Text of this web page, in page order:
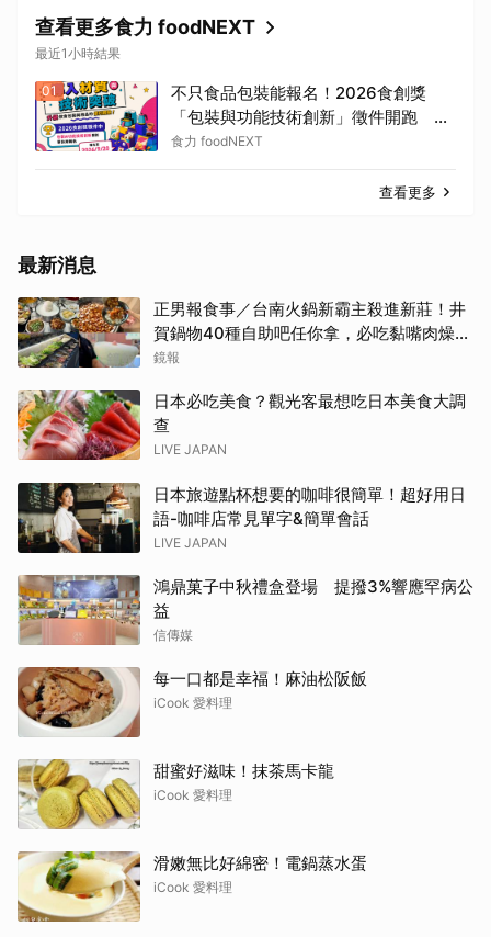
查看更多食力 foodNEXT
最近1小時結果
01
不只食品包裝能報名！2026食創獎
「包裝與功能技術創新」徵件開跑 首
度納入飲食用品參賽
食力 foodNEXT
查看更多
最新消息
正男報食事／台南火鍋新霸主殺進新莊！井
賀鍋物40種自助吧任你拿，必吃黏嘴肉燥
飯、現做棉花糖
鏡報
日本必吃美食？觀光客最想吃日本美食大調
查
LIVE JAPAN
日本旅遊點杯想要的咖啡很簡單！超好用日
語-咖啡店常見單字&簡單會話
LIVE JAPAN
鴻鼎菓子中秋禮盒登場 提撥3%響應罕病公
益
信傳媒
每一口都是幸福！麻油松阪飯
iCook 愛料理
甜蜜好滋味！抹茶馬卡龍
iCook 愛料理
滑嫩無比好綿密！電鍋蒸水蛋
iCook 愛料理